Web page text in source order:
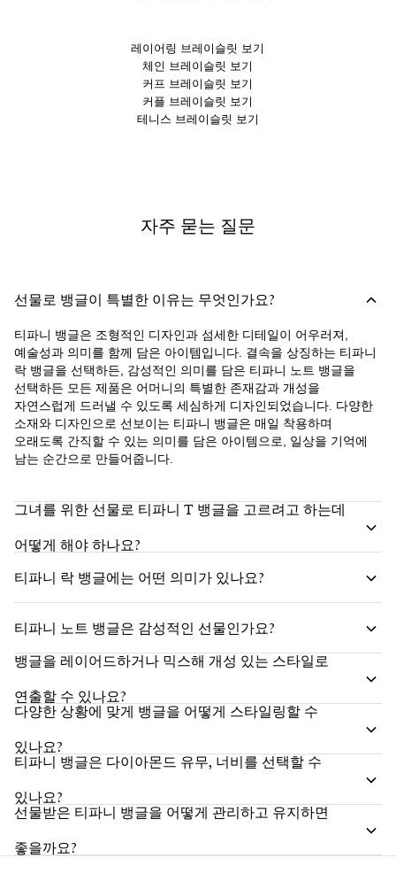
레이어링 브레이슬릿 보기
체인 브레이슬릿 보기
커프 브레이슬릿 보기
커플 브레이슬릿 보기
테니스 브레이슬릿 보기
자주 묻는 질문
선물로 뱅글이 특별한 이유는 무엇인가요?
티파니 뱅글은 조형적인 디자인과 섬세한 디테일이 어우러져,
예술성과 의미를 함께 담은 아이템입니다. 결속을 상징하는 티파니
락 뱅글을 선택하든, 감성적인 의미를 담은 티파니 노트 뱅글을
선택하든 모든 제품은 어머니의 특별한 존재감과 개성을
자연스럽게 드러낼 수 있도록 세심하게 디자인되었습니다. 다양한
소재와 디자인으로 선보이는 티파니 뱅글은 매일 착용하며
오래도록 간직할 수 있는 의미를 담은 아이템으로, 일상을 기억에
남는 순간으로 만들어줍니다.
그녀를 위한 선물로 티파니 T 뱅글을 고르려고 하는데
어떻게 해야 하나요?
티파니 락 뱅글에는 어떤 의미가 있나요?
티파니 노트 뱅글은 감성적인 선물인가요?
뱅글을 레이어드하거나 믹스해 개성 있는 스타일로
연출할 수 있나요?
다양한 상황에 맞게 뱅글을 어떻게 스타일링할 수
있나요?
티파니 뱅글은 다이아몬드 유무, 너비를 선택할 수
있나요?
선물받은 티파니 뱅글을 어떻게 관리하고 유지하면
좋을까요?